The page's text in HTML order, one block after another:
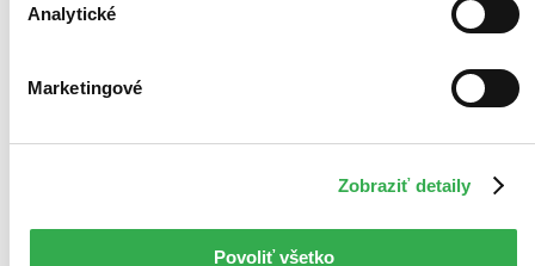
Analytické
Marketingové
Zobraziť detaily
Povoliť všetko
Tento produkt síce máme aktuálne na sklade, máme však už
ponáhľajte sa!
Knihovrátoka je vo
na niektorých obaloch zanechať stopy.